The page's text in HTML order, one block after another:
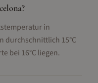
in
durchschnittlich 15°C
bei 16°C liegen.